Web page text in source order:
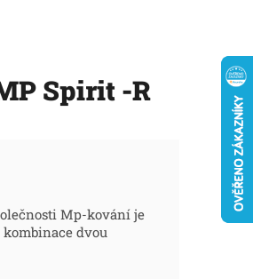
Spirit -R
Mp-kování je
dvou